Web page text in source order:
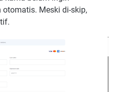
Meski di-skip,